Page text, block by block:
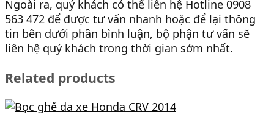
Ngoài ra, quý khách có thể liên hệ Hotline 0908
563 472 để được tư vấn nhanh hoặc để lại thông
tin bên dưới phần bình luận, bộ phận tư vấn sẽ
liên hệ quý khách trong thời gian sớm nhất.
Related products